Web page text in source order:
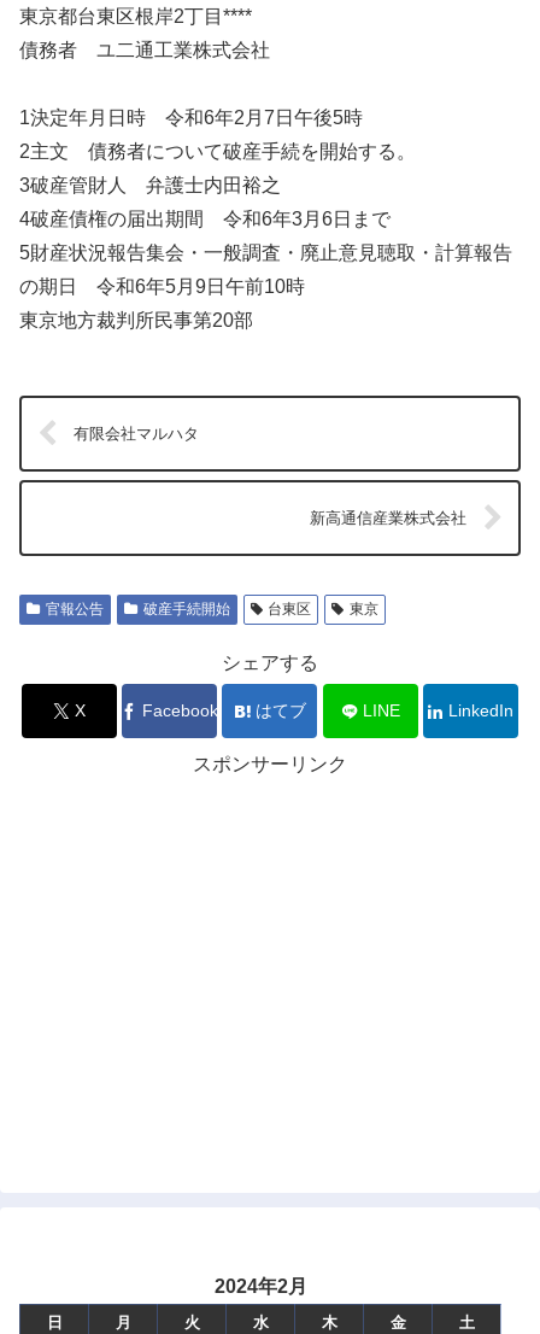
東京都台東区根岸2丁目****
債務者 ユ二通工業株式会社
1決定年月日時 令和6年2月7日午後5時
2主文 債務者について破産手続を開始する。
3破産管財人 弁護士内田裕之
4破産債権の届出期間 令和6年3月6日まで
5財産状況報告集会・一般調査・廃止意見聴取・計算報告
の期日 令和6年5月9日午前10時
東京地方裁判所民事第20部
有限会社マルハタ
新高通信産業株式会社
官報公告 破産手続開始 台東区 東京
シェアする
X Facebook はてブ LINE LinkedIn
スポンサーリンク
2024年2月
日 月 火 水 木 金
土